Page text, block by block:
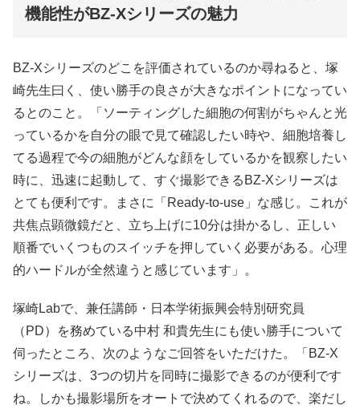
機能性がBZ-Xシリーズの魅力
BZ-Xシリーズのどこを評価されているのか尋ねると、塚
崎先生曰く、使い勝手の良さが大きなポイントになってい
るとのこと。「ソーティングした細胞の何割がちゃんと光
っているかを自分の眼で見て確認したい時や、細胞培養し
てる過程で今の細胞がどんな顔をしているかを観察したい
時に、迅速に起動して、すぐ撮影できるBZ-Xシリーズは
とても便利です。まさに「Ready-to-use」な感じ。これが
共焦点顕微鏡だと、立ち上げに10分は掛かるし、正しい
順番でいくつものスイッチを押していく必要がある。心理
的ハードルが全然違うと感じています」。
塚崎Labで、兼任講師・日本学術振興会特別研究員
（PD）を務めている中村 和貴先生にも使い勝手について
伺ったところ、次のようなご回答をいただけた。「BZ-X
シリーズは、3つの切片を同時に撮影できるのが便利です
ね。しかも撮影場所をオートで決めてくれるので、楽だし